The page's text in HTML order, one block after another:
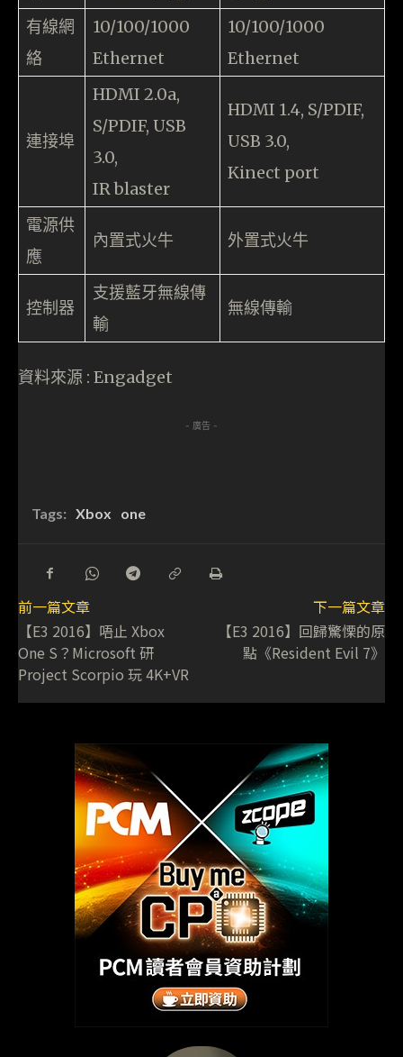
有線網
絡
10/100/1000
Ethernet
10/100/1000
Ethernet
連接埠
HDMI 2.0a,
S/PDIF, USB
3.0,
IR blaster
HDMI 1.4, S/PDIF,
USB 3.0,
Kinect port
電源供
應
內置式火牛 外置式火牛
控制器
支援藍牙無線傳
輸
無線傳輸
資料來源 : Engadget
- 廣告 -
Tags: Xbox one
前一篇文章
【E3 2016】唔止 Xbox
One S？Microsoft 研
Project Scorpio 玩 4K+VR
下一篇文章
【E3 2016】回歸驚慄的原
點《Resident Evil 7》